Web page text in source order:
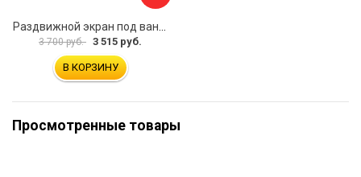
3 700 руб. 3 515 руб.
В КОРЗИНУ
Просмотренные товары